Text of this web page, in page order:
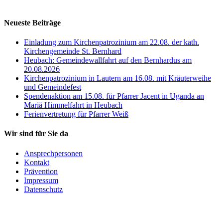
Neueste Beiträge
Einladung zum Kirchenpatrozinium am 22.08. der kath.
Kirchengemeinde St. Bernhard
Heubach: Gemeindewallfahrt auf den Bernhardus am
20.08.2026
Kirchenpatrozinium in Lautern am 16.08. mit Kräuterweihe
und Gemeindefest
Spendenaktion am 15.08. für Pfarrer Jacent in Uganda an
Mariä Himmelfahrt in Heubach
Ferienvertretung für Pfarrer Weiß
Wir sind für Sie da
Ansprechpersonen
Kontakt
Prävention
Impressum
Datenschutz